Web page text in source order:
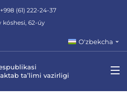
+998 (61) 222-24-37
kóshesi, 62-úy
O'zbekcha
ta’limi vazirligi